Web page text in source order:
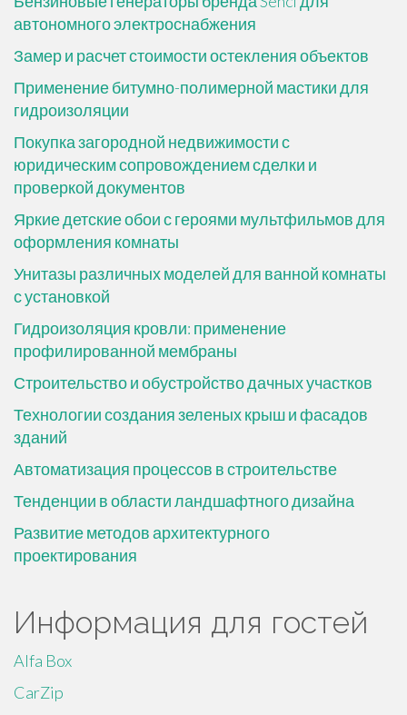
автономного электроснабжения
Замер и расчет стоимости остекления объектов
Применение битумно-полимерной мастики для
гидроизоляции
Покупка загородной недвижимости с
юридическим сопровождением сделки и
проверкой документов
Яркие детские обои с героями мультфильмов для
оформления комнаты
Унитазы различных моделей для ванной комнаты
с установкой
Гидроизоляция кровли: применение
профилированной мембраны
Строительство и обустройство дачных участков
Технологии создания зеленых крыш и фасадов
зданий
Автоматизация процессов в строительстве
Тенденции в области ландшафтного дизайна
Развитие методов архитектурного
проектирования
Информация для гостей
Alfa Box
CarZip